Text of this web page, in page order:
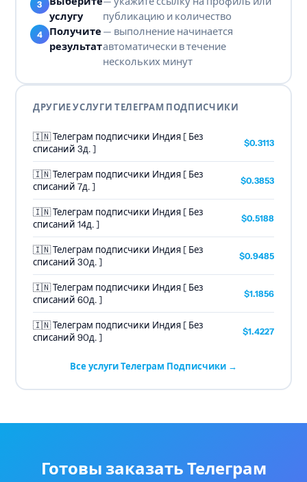
услугу
публикацию и количество
Получите
результат
— выполнение начинается
автоматически в течение
нескольких минут
ДРУГИЕ УСЛУГИ ТЕЛЕГРАМ ПОДПИСЧИКИ
🇮🇳 Телеграм подписчики Индия [ Без
списаний 3д. ]
$0.3113
🇮🇳 Телеграм подписчики Индия [ Без
списаний 7д. ]
$0.3853
🇮🇳 Телеграм подписчики Индия [ Без
списаний 14д. ]
$0.5188
🇮🇳 Телеграм подписчики Индия [ Без
списаний 30д. ]
$0.9485
🇮🇳 Телеграм подписчики Индия [ Без
списаний 60д. ]
$1.1856
🇮🇳 Телеграм подписчики Индия [ Без
списаний 90д. ]
$1.4227
Все услуги Телеграм Подписчики →
Готовы заказать Телеграм